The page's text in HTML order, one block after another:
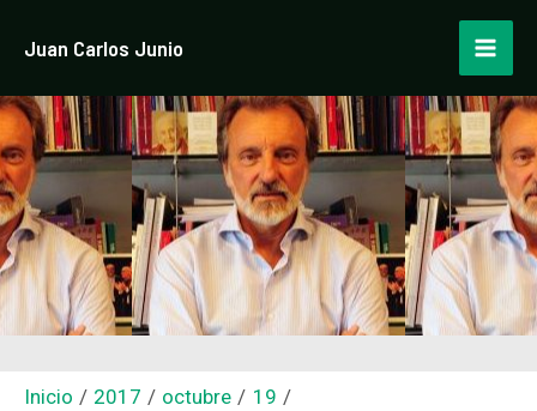
Juan Carlos Junio
Inicio 2017 octubre
19
de